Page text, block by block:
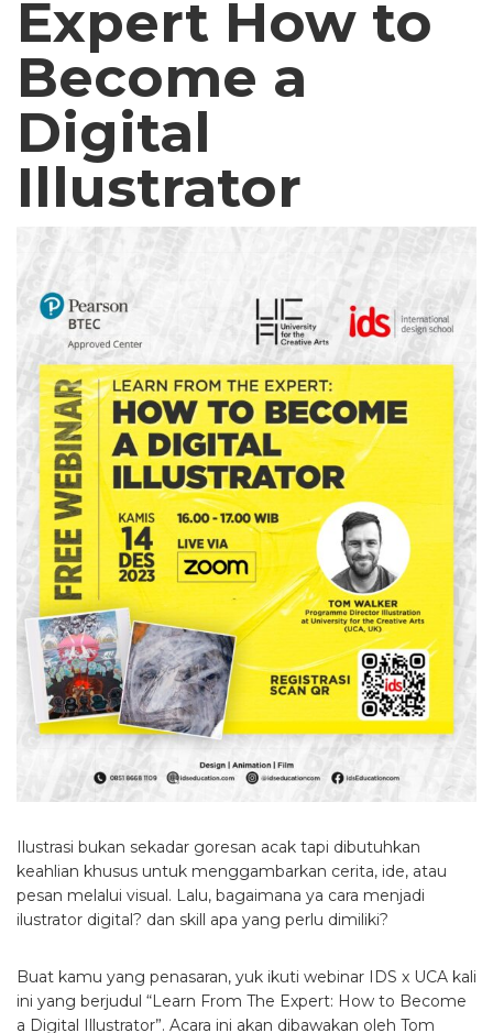
Expert How to
Become a
Digital
Illustrator
Ilustrasi bukan sekadar goresan acak tapi dibutuhkan
keahlian khusus untuk menggambarkan cerita, ide, atau
pesan melalui visual. Lalu, bagaimana ya cara menjadi
ilustrator digital? dan skill apa yang perlu dimiliki?
Buat kamu yang penasaran, yuk ikuti webinar IDS x UCA kali
ini yang berjudul “Learn From The Expert: How to Become
a Digital Illustrator”. Acara ini akan dibawakan oleh Tom